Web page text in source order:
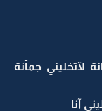
لآتخليني جمآنة
آنا